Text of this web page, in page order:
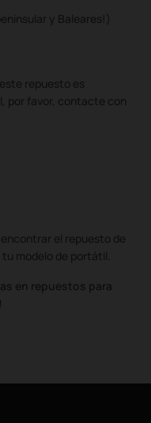
y Baleares!)
repuesto es
por favor, contacte con
el repuesto de
modelo de portátil.
en repuestos para